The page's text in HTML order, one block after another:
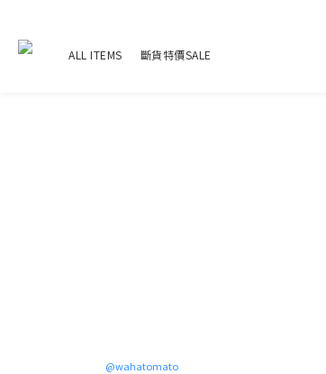
ALL ITEMS 斷貨特價SALE
@wahatomato